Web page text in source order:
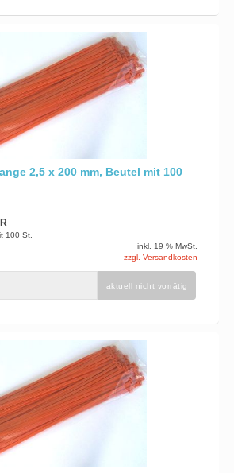
2,5 x 200 mm, Beutel mit 100
100 St.
inkl. 19 % MwSt.
zzgl. Versandkosten
aktuell nicht vorrätig